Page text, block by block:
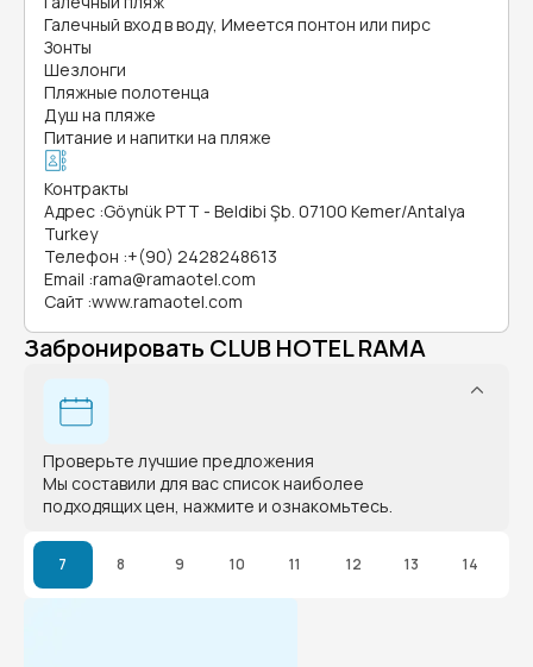
Галечный вход в воду, Имеется понтон или пирс
Зонты
Шезлонги
Пляжные полотенца
Душ на пляже
Питание и напитки на пляже
Контракты
Адрес :Göynük PTT - Beldibi Şb. 07100 Kemer/Antalya
Turkey
Телефон :+(90) 2428248613
Email :rama@ramaotel.com
Сайт :www.ramaotel.com
Забронировать CLUB HOTEL RAMA
Проверьте лучшие предложения
Мы составили для вас список наиболее
подходящих цен, нажмите и ознакомьтесь.
7 8 9 10 11 12 13 14